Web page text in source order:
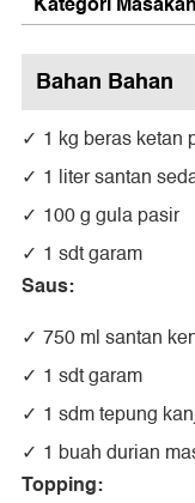
Bahan Bahan
1 kg beras ketan
1 liter santan
100 g gula pasir
1 sdt garam
Saus:
750 ml santan
1 sdt garam
1 sdm tepung
1 buah durian
Topping: